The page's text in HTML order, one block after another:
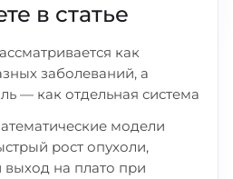
в статье
как
заболеваний, а
— как отдельная система
модели
рост опухоли,
на плато при